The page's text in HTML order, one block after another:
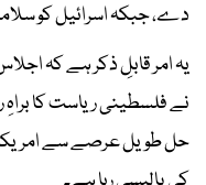
دے، جبکہ اسرائیل کو
یہ امر قابلِ ذکر ہے کہ
نے فلسطینی ریاست کا براہِ
حل طویل عرصے سے امریکا،